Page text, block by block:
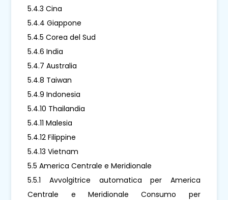
5.4.3 Cina
5.4.4 Giappone
5.4.5 Corea del Sud
5.4.6 India
5.4.7 Australia
5.4.8 Taiwan
5.4.9 Indonesia
5.4.10 Thailandia
5.4.11 Malesia
5.4.12 Filippine
5.4.13 Vietnam
5.5 America Centrale e Meridionale
5.5.1 Avvolgitrice automatica per America
Centrale e Meridionale Consumo per